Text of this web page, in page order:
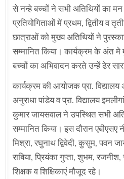
से नन्हे बच्चों ने सभी अतिथियों का मन
प्रतियोगिताओं में प्रथम, द्वितीय व
छात्राओं को मुख्य अतिथियों ने
सम्मानित किया। कार्यक्रम के अंत मे
बच्चों का अभिवादन करते उन्हें ढेर सारा
कार्यक्रम की आयोजक प्रा. विद्यालय
अनुराधा पांडेय व प्रा. विद्यालय
कुमार जायसवाल ने उपस्थित सभी
सम्मानित किया। इस दौरान
मिश्रा, रघुनाथ द्विवेदी, कुसुम, पवन
राबिया, प्रियंका गुप्ता, शुभम,
शिक्षक व शिक्षिकाएं मौजूद रहे।